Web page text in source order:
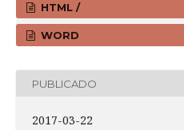
HTML /
WORD
PUBLICADO
2017-03-22